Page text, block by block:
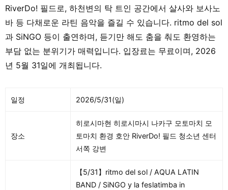
RiverDo! 필드로, 하천변의 탁 트인 공간에서 살사와 보사노
바 등 다채로운 라틴 음악을 즐길 수 있습니다. ritmo del sol
과 SiNGO 등이 출연하며, 듣기만 해도 춤을 춰도 환영하는
부담 없는 분위기가 매력입니다. 입장료는 무료이며, 2026
년 5월 31일에 개최됩니다.
일정 2026/5/31(일)
장소
히로시마현 히로시마시 나카구 모토마치 모
토마치 환경 호안 RiverDo! 필드 청소년 센터
서쪽 강변
【5/31】ritmo del sol / AQUA LATIN
BAND / SiNGO y la feslatimba in